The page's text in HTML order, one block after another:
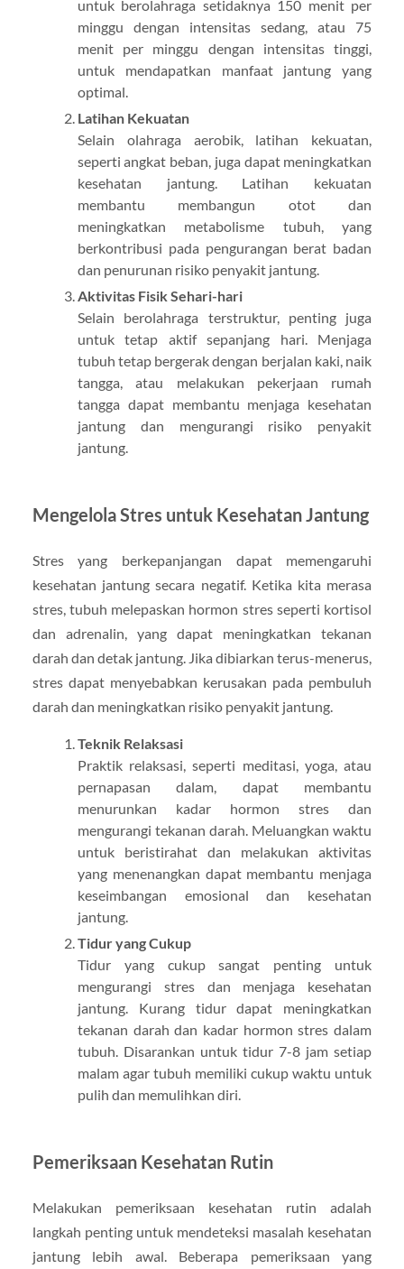
untuk berolahraga setidaknya 150 menit per
minggu dengan intensitas sedang, atau 75
menit per minggu dengan intensitas tinggi,
untuk mendapatkan manfaat jantung yang
optimal.
Latihan Kekuatan
Selain olahraga aerobik, latihan kekuatan,
seperti angkat beban, juga dapat meningkatkan
kesehatan jantung. Latihan kekuatan
membantu membangun otot dan
meningkatkan metabolisme tubuh, yang
berkontribusi pada pengurangan berat badan
dan penurunan risiko penyakit jantung.
Aktivitas Fisik Sehari-hari
Selain berolahraga terstruktur, penting juga
untuk tetap aktif sepanjang hari. Menjaga
tubuh tetap bergerak dengan berjalan kaki, naik
tangga, atau melakukan pekerjaan rumah
tangga dapat membantu menjaga kesehatan
jantung dan mengurangi risiko penyakit
jantung.
Mengelola Stres untuk Kesehatan Jantung
Stres yang berkepanjangan dapat memengaruhi
kesehatan jantung secara negatif. Ketika kita merasa
stres, tubuh melepaskan hormon stres seperti kortisol
dan adrenalin, yang dapat meningkatkan tekanan
darah dan detak jantung. Jika dibiarkan terus-menerus,
stres dapat menyebabkan kerusakan pada pembuluh
darah dan meningkatkan risiko penyakit jantung.
Teknik Relaksasi
Praktik relaksasi, seperti meditasi, yoga, atau
pernapasan dalam, dapat membantu
menurunkan kadar hormon stres dan
mengurangi tekanan darah. Meluangkan waktu
untuk beristirahat dan melakukan aktivitas
yang menenangkan dapat membantu menjaga
keseimbangan emosional dan kesehatan
jantung.
Tidur yang Cukup
Tidur yang cukup sangat penting untuk
mengurangi stres dan menjaga kesehatan
jantung. Kurang tidur dapat meningkatkan
tekanan darah dan kadar hormon stres dalam
tubuh. Disarankan untuk tidur 7-8 jam setiap
malam agar tubuh memiliki cukup waktu untuk
pulih dan memulihkan diri.
Pemeriksaan Kesehatan Rutin
Melakukan pemeriksaan kesehatan rutin adalah
langkah penting untuk mendeteksi masalah kesehatan
jantung lebih awal. Beberapa pemeriksaan yang